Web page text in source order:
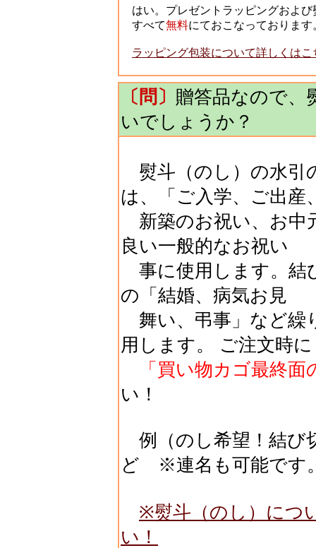
はい。プレゼントラッピングおよび
すべて無料にておこなっております
ラッピング包装について詳しくは
〔問〕 贈答品なので、
いでしょうか？
熨斗（のし）の水引
は、「ご入学、ご出産
新築のお祝い、お中
良い一般的なお祝い
事に使用します。結
の「結婚、病気お見
舞い、弔事」など繰
用します。 ご注文時に
「買い物カゴ最終面
い！
例（のし希望！結び
ど ※連名も可能です
※熨斗（のし）につ
い！